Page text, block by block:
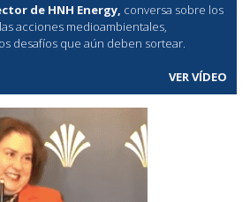
de HNH Energy, conversa sobre los
acciones medioambientales,
desafíos que aún deben sortear.
VER VÍDEO